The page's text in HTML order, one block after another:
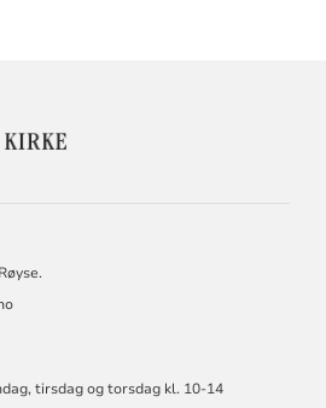
tirsdag og torsdag kl. 10-14